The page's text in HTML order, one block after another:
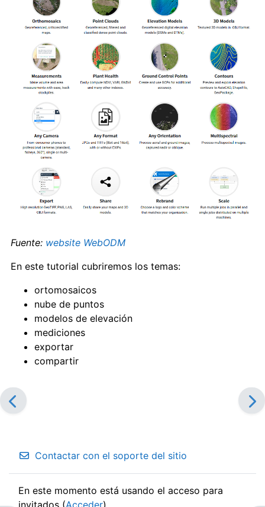
Fuente: website WebODM
En este tutorial cubriremos los temas:
ortomosaicos
nube de puntos
modelos de elevación
mediciones
exportar
compartir
Contactar con el soporte del sitio
En este momento está usando el acceso para
invitados (Acceder)